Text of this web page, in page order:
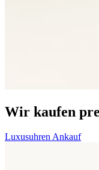
Wir kaufen
Luxusuhren Ankauf